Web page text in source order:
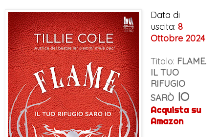
Data di
uscita: 8
Ottobre 2024
Titolo: FLAME.
IL TUO
RIFUGIO
SARÒ IO
Acquista su
Amazon